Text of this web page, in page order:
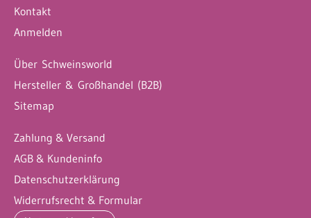
Kontakt
Anmelden
Über Schweinsworld
Hersteller & Großhandel (B2B)
Sitemap
Zahlung & Versand
AGB & Kundeninfo
Datenschutzerklärung
Widerrufsrecht & Formular